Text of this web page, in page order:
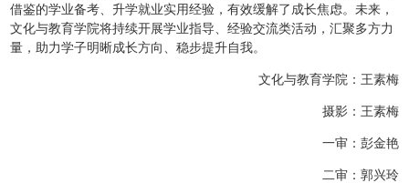
借鉴的学业备考、升学就业实用经验，有效缓解了成长焦虑。未来，
文化与教育学院将持续开展学业指导、经验交流类活动，汇聚多方力
量，助力学子明晰成长方向、稳步提升自我。
文化与教育学院：王素梅
摄影：王素梅
一审：彭金艳
二审：郭兴玲